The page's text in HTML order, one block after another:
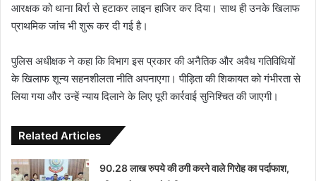
आरक्षक को थाना बिर्रा से हटाकर लाइन हाजिर कर दिया। साथ ही उनके खिलाफ
प्राथमिक जांच भी शुरू कर दी गई है।
पुलिस अधीक्षक ने कहा कि विभाग इस प्रकार की अनैतिक और अवैध गतिविधियों
के खिलाफ शून्य सहनशीलता नीति अपनाएगा। पीड़िता की शिकायत को गंभीरता से
लिया गया और उन्हें न्याय दिलाने के लिए पूरी कार्रवाई सुनिश्चित की जाएगी।
Related Articles
90.28 लाख रुपये की ठगी करने वाले गिरोह का पर्दाफाश,